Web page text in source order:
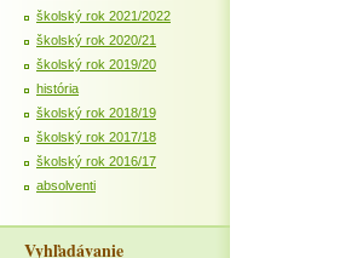
školský rok 2021/2022
školský rok 2020/21
školský rok 2019/20
história
školský rok 2018/19
školský rok 2017/18
školský rok 2016/17
absolventi
Vyhľadávanie